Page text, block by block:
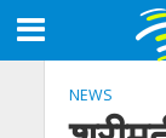
NEWS